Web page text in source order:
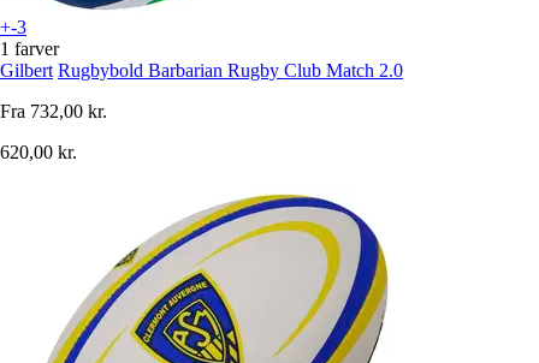
+-3
1 farver
Gilbert Rugbybold Barbarian Rugby Club Match 2.0
Fra 732,00 kr.
620,00 kr.